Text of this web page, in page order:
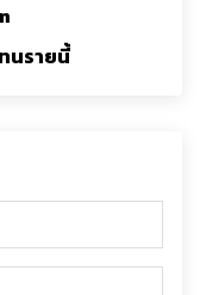
นรายนี้